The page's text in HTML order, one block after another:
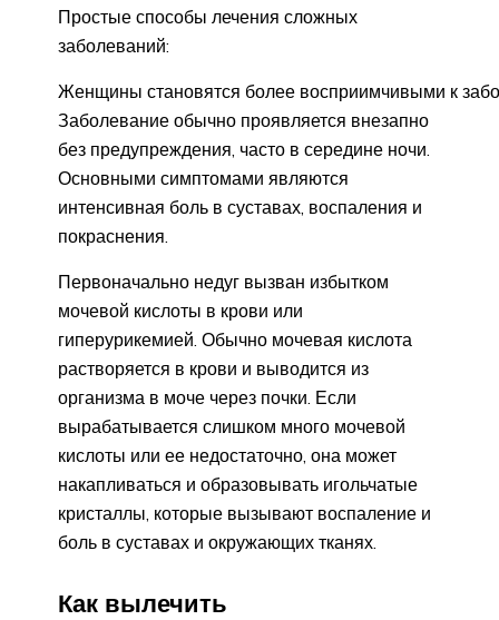
Простые способы лечения сложных
заболеваний:
Женщины становятся более восприимчивыми к
Заболевание обычно проявляется внезапно
без предупреждения, часто в середине ночи.
Основными симптомами являются
интенсивная боль в суставах, воспаления и
покраснения.
Первоначально недуг вызван избытком
мочевой кислоты в крови или
гиперурикемией. Обычно мочевая кислота
растворяется в крови и выводится из
организма в моче через почки. Если
вырабатывается слишком много мочевой
кислоты или ее недостаточно, она может
накапливаться и образовывать игольчатые
кристаллы, которые вызывают воспаление и
боль в суставах и окружающих тканях.
Как вылечить